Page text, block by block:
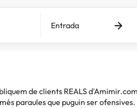
Entrada
de clients REALS
paraules que puguin ser ofensives.